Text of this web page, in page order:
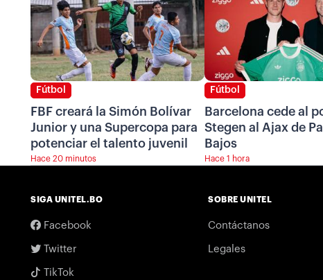
Fútbol
FBF creará la Simón Bolívar
Junior y una Supercopa para
potenciar el talento juvenil
Hace 20 minutos
Fútbol
Barcelona cede al
Stegen al Ajax de
Bajos
Hace 1 hora
SIGA UNITEL.BO
Facebook
Twitter
TikTok
SOBRE UNITEL
Contáctanos
Legales